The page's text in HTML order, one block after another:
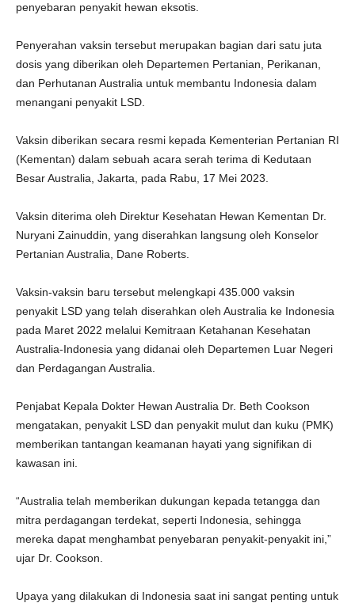
penyebaran penyakit hewan eksotis.
Penyerahan vaksin tersebut merupakan bagian dari satu juta
dosis yang diberikan oleh Departemen Pertanian, Perikanan,
dan Perhutanan Australia untuk membantu Indonesia dalam
menangani penyakit LSD.
Vaksin diberikan secara resmi kepada Kementerian Pertanian RI
(Kementan) dalam sebuah acara serah terima di Kedutaan
Besar Australia, Jakarta, pada Rabu, 17 Mei 2023.
Vaksin diterima oleh Direktur Kesehatan Hewan Kementan Dr.
Nuryani Zainuddin, yang diserahkan langsung oleh Konselor
Pertanian Australia, Dane Roberts.
Vaksin-vaksin baru tersebut melengkapi 435.000 vaksin
penyakit LSD yang telah diserahkan oleh Australia ke Indonesia
pada Maret 2022 melalui Kemitraan Ketahanan Kesehatan
Australia-Indonesia yang didanai oleh Departemen Luar Negeri
dan Perdagangan Australia.
Penjabat Kepala Dokter Hewan Australia Dr. Beth Cookson
mengatakan, penyakit LSD dan penyakit mulut dan kuku (PMK)
memberikan tantangan keamanan hayati yang signifikan di
kawasan ini.
“Australia telah memberikan dukungan kepada tetangga dan
mitra perdagangan terdekat, seperti Indonesia, sehingga
mereka dapat menghambat penyebaran penyakit-penyakit ini,”
ujar Dr. Cookson.
Upaya yang dilakukan di Indonesia saat ini sangat penting untuk